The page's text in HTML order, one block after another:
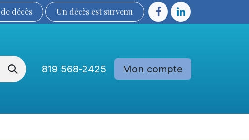
décès Un décès est sur​​​​​​​​ve​nu​​​​​​​​​​
819 568-2425 Mon compte